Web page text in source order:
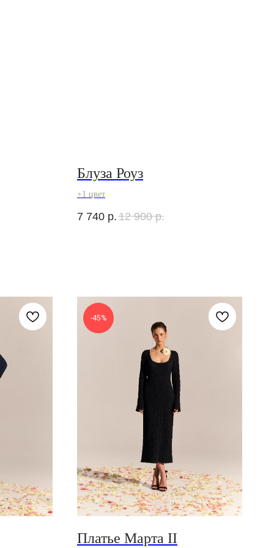
Блуза Роуз
+1 цвет
7 740 р. 12 900 р.
-45%
Платье Марта II